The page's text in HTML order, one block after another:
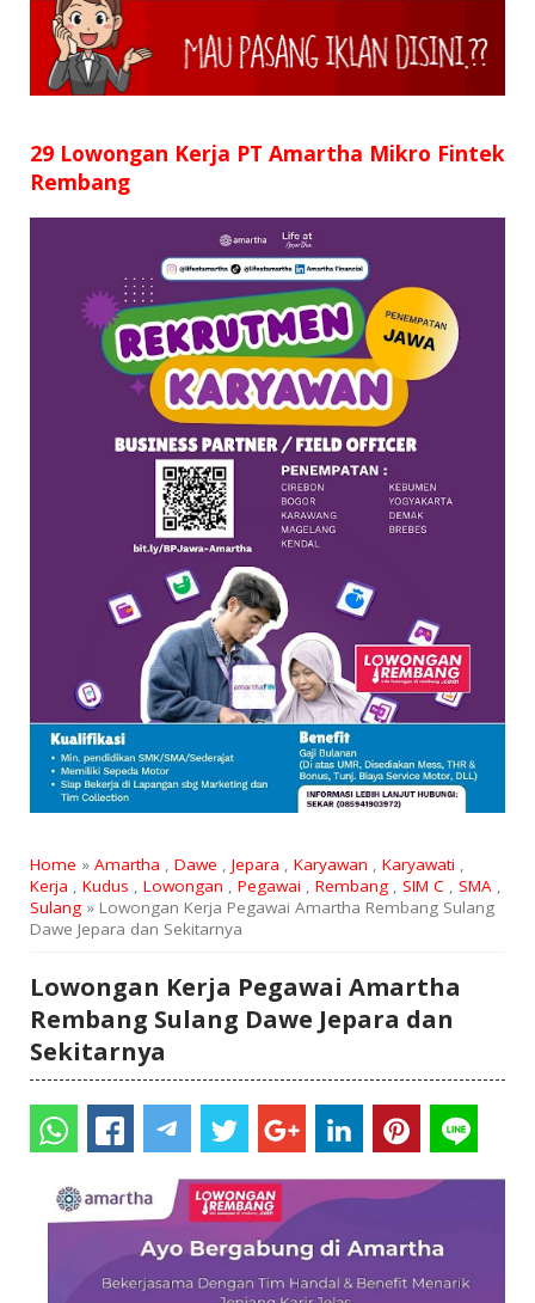
SMP
D3
SURAT LAMARAN
RIWAYAT HIDUP
29 Lowongan Kerja PT Amartha Mikro Fintek
Rembang
Home » Amartha , Dawe , Jepara , Karyawan , Karyawati ,
Kerja , Kudus , Lowongan , Pegawai , Rembang, SIM C , SMA,
Sulang» Lowongan Kerja Pegawai Amartha Rembang Sulang
Dawe Jepara dan Sekitarnya
Lowongan Kerja Pegawai Amartha
Rembang Sulang Dawe Jepara dan
Sekitarnya